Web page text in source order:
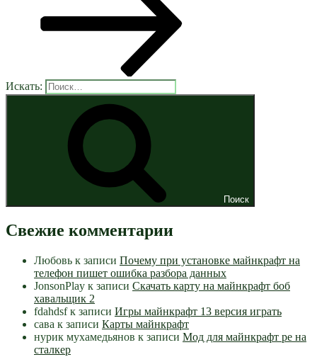
Искать:
Поиск
Свежие комментарии
Любовь к записи Почему при установке майнкрафт на
телефон пишет ошибка разбора данных
JonsonPlay к записи Скачать карту на майнкрафт боб
хавальщик 2
fdahdsfк записи Игры майнкрафт 13 версия играть
сава к записи Карты майнкрафт
нурик мухамедьянов к записи Мод для майнкрафт pe на
сталкер